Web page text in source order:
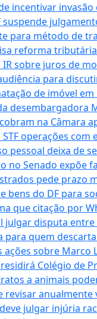
incentivar invasão
suspende
para método de
reforma
sobre juros de
para
de imóvel
desembargadora
na Câmara
operações
pessoal deixa de
no Senado expõe
pede prazo
bens do DF para
que citação por
julgar disputa
quem
ações sobre
Colégio de
a animais
revisar
julgar injúria